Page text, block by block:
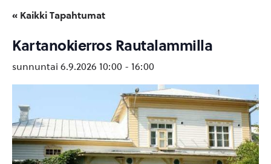
« Kaikki Tapahtumat
Kartanokierros Rautalammilla
sunnuntai 6.9.2026 10:00 - 16:00